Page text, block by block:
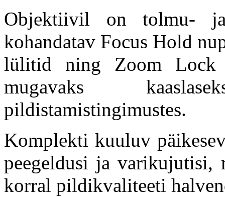
Objektiivil on tolmu- ja
kohandatav Focus Hold
lülitid ning Zoom Lock
mugavaks
pildistamistingimustes.
Komplekti kuuluv
peegeldusi ja varikujutisi,
korral pildikvaliteeti